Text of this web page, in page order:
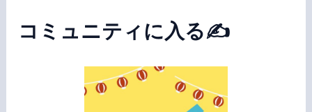
コミュニティに入る✍️